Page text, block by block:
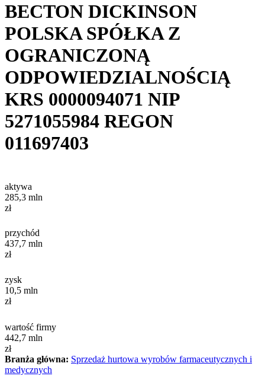
BECTON DICKINSON
POLSKA SPÓŁKA Z
OGRANICZONĄ
ODPOWIEDZIALNOŚCIĄ
KRS 0000094071 NIP
5271055984 REGON
011697403
aktywa
285,3 mln
zł
przychód
437,7 mln
zł
zysk
10,5 mln
zł
wartość firmy
442,7 mln
zł
Branża główna: Sprzedaż hurtowa wyrobów farmaceutycznych i
medycznych